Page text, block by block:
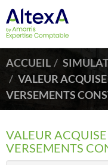
ACCUEIL
VALEUR
VERSEMENTS
VALEUR
VERSEMENTS